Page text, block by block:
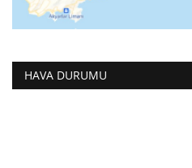
HAVA DURUMU